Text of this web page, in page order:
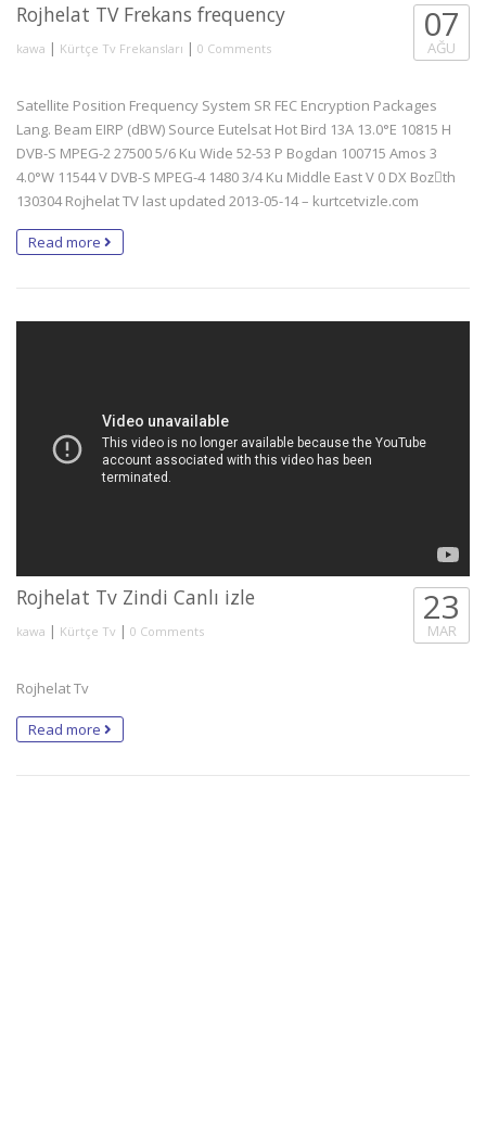
Rojhelat TV Frekans frequency
kawa | Kürtçe Tv Frekansları | 0 Comments
07
AĞU
Satellite Position Frequency System SR FEC Encryption Packages
Lang. Beam EIRP (dBW) Source Eutelsat Hot Bird 13A 13.0°E 10815 H
DVB-S MPEG-2 27500 5/6 Ku Wide 52-53 P Bogdan 100715 Amos 3
4.0°W 11544 V DVB-S MPEG-4 1480 3/4 Ku Middle East V 0 DX Bozَth
130304 Rojhelat TV last updated 2013-05-14 – kurtcetvizle.com
Read more
Rojhelat Tv Zindi Canlı izle
kawa | Kürtçe Tv | 0 Comments
23
MAR
Rojhelat Tv
Read more